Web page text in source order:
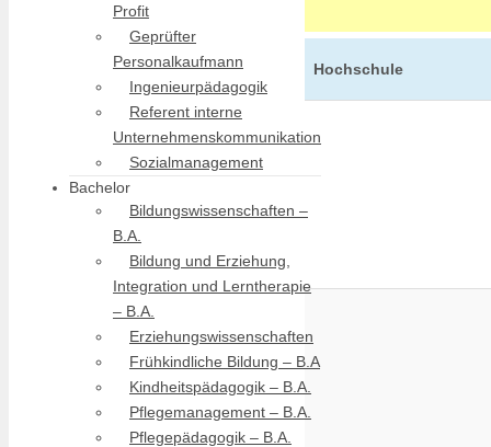
Hochschule
Profit
Geprüfter
Personalkaufmann
Ingenieurpädagogik
Referent interne
Unternehmenskommunikation
Sozialmanagement
Bachelor
Bildungswissenschaften –
B.A.
Bildung und Erziehung,
Integration und Lerntherapie
– B.A.
Erziehungswissenschaften
Frühkindliche Bildung – B.A
Kindheitspädagogik – B.A.
Pflegemanagement – B.A.
Pflegepädagogik – B.A.